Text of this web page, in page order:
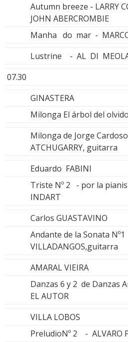
Autumn breeze - LARRY
JOHN ABERCROMBIE
Manha do mar -
Lustrine - AL DI
07.30
GINASTERA
Milonga El árbol del
Milonga de Jorge
ATCHUGARRY, guitarra
Eduardo FABINI
Triste Nº 2 - por la
INDART
Carlos GUASTAVINO
Andante de la Sonata
VILLADANGOS,guitarra
AMARAL VIEIRA
Danzas 6 y 2 de Danzas
EL AUTOR
VILLA LOBOS
PreludioNº 2 - ALVARO